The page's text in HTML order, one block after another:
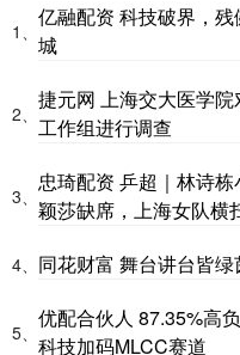
1、
亿融配资 科技破界，
城
2、
捷元网 上海交大医学
工作组进行调查
3、
忠琦配资 乒超｜林诗
颖莎缺席，上海女队横
4、 同花财富 舞台讲台皆绿
5、
优配合伙人 87.35%高
科技加码MLCC赛道